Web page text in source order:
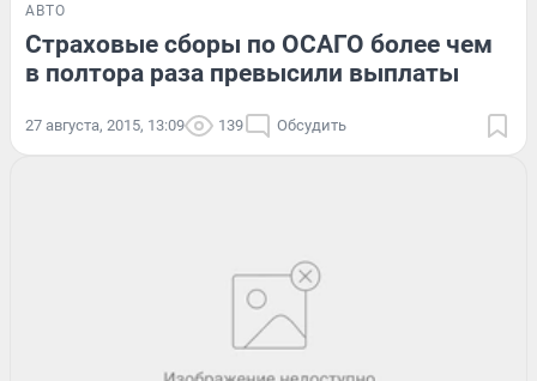
АВТО
Страховые сборы по ОСАГО более чем
в полтора раза превысили выплаты
27 августа, 2015, 13:09 139 Обсудить